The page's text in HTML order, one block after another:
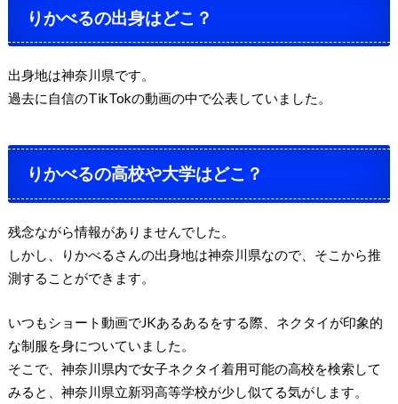
りかべるの出身はどこ？
出身地は神奈川県です。
過去に自信のTikTokの動画の中で公表していました。
りかべるの高校や大学はどこ？
残念ながら情報がありませんでした。
しかし、りかべるさんの出身地は神奈川県なので、そこから推
測することができます。
いつもショート動画でJKあるあるをする際、ネクタイが印象的
な制服を身についていました。
そこで、神奈川県内で女子ネクタイ着用可能の高校を検索して
みると、神奈川県立新羽高等学校が少し似てる気がします。